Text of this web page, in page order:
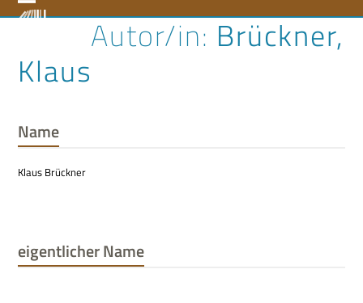
to Open
menu
Close
menu
Brückner,
Klaus
Name
Klaus Brückner
eigentlicher Name